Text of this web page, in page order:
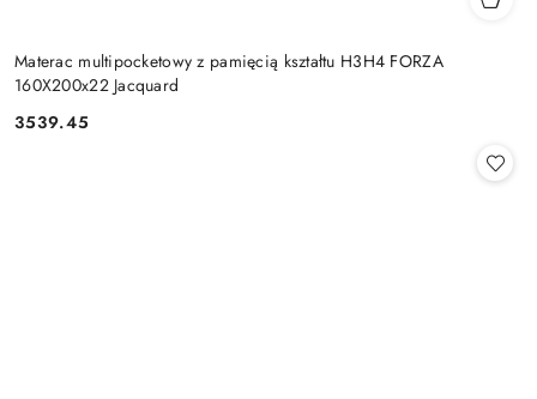
Materac multipocketowy z pamięcią kształtu H3H4 FORZA
160X200x22 Jacquard
Cena:
3539.45